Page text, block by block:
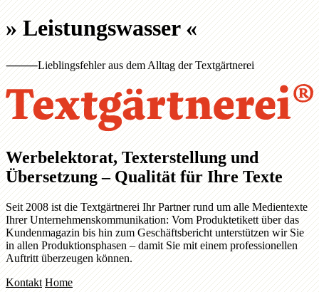
»Leistungswasser«
⸻Lieblingsfehler aus dem Alltag der Textgärtnerei
Werbelektorat, Texterstellung und
Übersetzung – Qualität für Ihre Texte
Seit 2008 ist die Textgärtnerei Ihr Partner rund um alle Medientexte
Ihrer Unternehmenskommunikation: Vom Produktetikett über das
Kundenmagazin bis hin zum Geschäftsbericht unterstützen wir Sie
in allen Produktionsphasen – damit Sie mit einem professionellen
Auftritt überzeugen können.
Kontakt Home